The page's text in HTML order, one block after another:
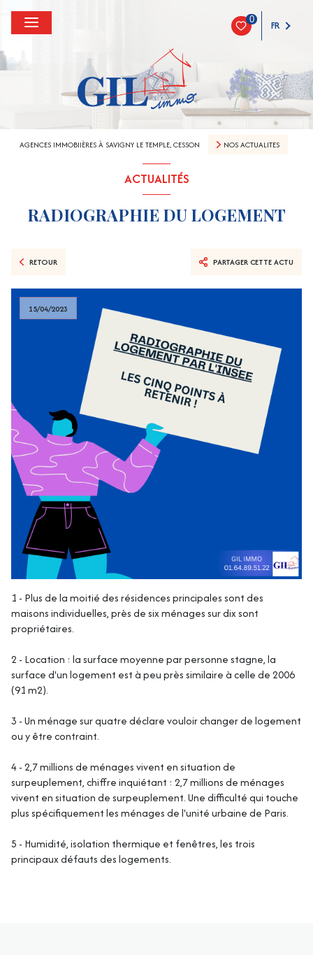
0 FR
AGENCES IMMOBIIÈRES À SAVIGNY LE TEMPLE, CESSON NOS ACTUALITES
ACTUALITÉS
RADIOGRAPHIE DU LOGEMENT
RETOUR PARTAGER CETTE ACTU
15/04/2023
1 - Plus de la moitié des résidences principales sont des
maisons individuelles, près de six ménages sur dix sont
propriétaires.
2 - Location : la surface moyenne par personne stagne, la
surface d'un logement est à peu près similaire à celle de 2006
(91 m2).
3 - Un ménage sur quatre déclare vouloir changer de logement
ou y être contraint.
4 - 2,7 millions de ménages vivent en situation de
surpeuplement, chiffre inquiétant : 2,7 millions de ménages
vivent en situation de surpeuplement. Une difficulté qui touche
plus spécifiquement les ménages de l'unité urbaine de Paris.
5 - Humidité, isolation thermique et fenêtres, les trois
principaux défauts des logements.